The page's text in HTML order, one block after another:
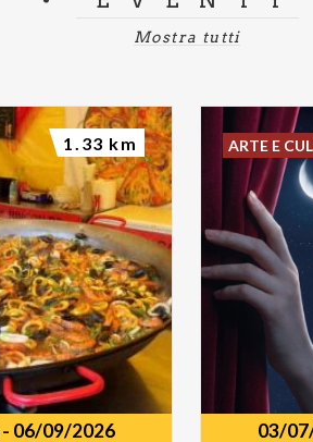
Mostra tutti
- 06/09/2026
1.33 km
03/
ARTE E